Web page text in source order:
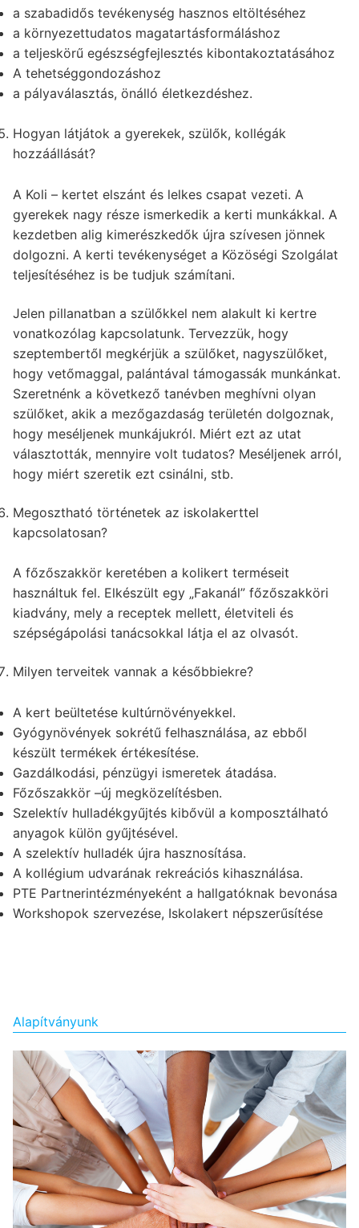
a szabadidős tevékenység hasznos eltöltéséhez
a környezettudatos magatartásformáláshoz
a teljeskörű egészségfejlesztés kibontakoztatásához
A tehetséggondozáshoz
a pályaválasztás, önálló életkezdéshez.
Hogyan látjátok a gyerekek, szülők, kollégák
hozzáállását?
A Koli – kertet elszánt és lelkes csapat vezeti. A
gyerekek nagy része ismerkedik a kerti munkákkal. A
kezdetben alig kimerészkedők újra szívesen jönnek
dolgozni. A kerti tevékenységet a Közöségi Szolgálat
teljesítéséhez is be tudjuk számítani.
Jelen pillanatban a szülőkkel nem alakult ki kertre
vonatkozólag kapcsolatunk. Tervezzük, hogy
szeptembertől megkérjük a szülőket, nagyszülőket,
hogy vetőmaggal, palántával támogassák munkánkat.
Szeretnénk a következő tanévben meghívni olyan
szülőket, akik a mezőgazdaság területén dolgoznak,
hogy meséljenek munkájukról. Miért ezt az utat
választották, mennyire volt tudatos? Meséljenek arról,
hogy miért szeretik ezt csinálni, stb.
Megosztható történetek az iskolakerttel
kapcsolatosan?
A főzőszakkör keretében a kolikert terméseit
használtuk fel. Elkészült egy „Fakanál” főzőszakköri
kiadvány, mely a receptek mellett, életviteli és
szépségápolási tanácsokkal látja el az olvasót.
Milyen terveitek vannak a későbbiekre?
A kert beültetése kultúrnövényekkel.
Gyógynövények sokrétű felhasználása, az ebből
készült termékek értékesítése.
Gazdálkodási, pénzügyi ismeretek átadása.
Főzőszakkör –új megközelítésben.
Szelektív hulladékgyűjtés kibővül a komposztálható
anyagok külön gyűjtésével.
A szelektív hulladék újra hasznosítása.
A kollégium udvarának rekreációs kihasználása.
PTE Partnerintézményeként a hallgatóknak bevonása
Workshopok szervezése, Iskolakert népszerűsítése
Alapítványunk